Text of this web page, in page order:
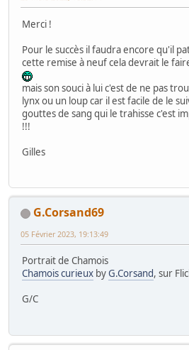
Merci !
Pour le succès il faudra encore qu'il
cette remise à neuf cela devrait le
mais son souci à lui c'est de ne pas
lynx ou un loup car il est facile de le
gouttes de sang qui le trahisse c'est
!!!
Gilles
G.Corsand69
05 Février 2023, 19:13:49
Portrait de Chamois
Chamois curieux byG.Corsand, sur
G/C